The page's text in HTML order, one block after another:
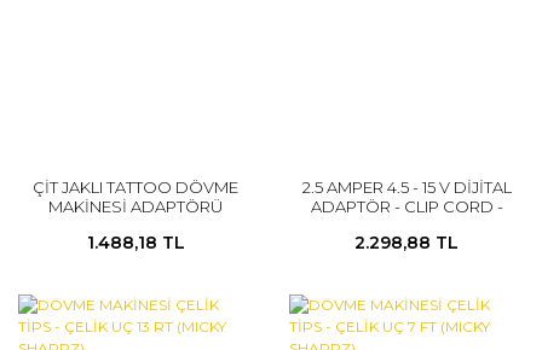
ÇİT JAKLI TATTOO DÖVME
MAKİNESİ ADAPTÖRÜ
1.488,18 TL
2.5 AMPER 4.5 - 15 V DİJİTAL
ADAPTÖR - CLIP CORD -
2.298,88 TL